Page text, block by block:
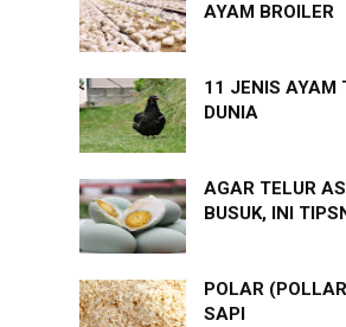
AYAM BROILER
11 JENIS AYAM
DUNIA
AGAR TELUR
BUSUK, INI
POLAR
SAPI